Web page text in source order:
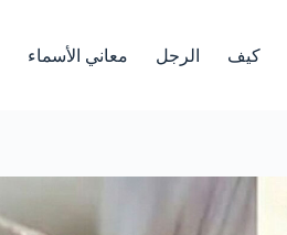
كيف الرجل معاني الأسماء